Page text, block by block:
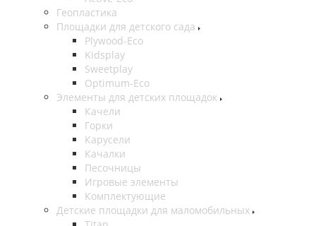
Геопластика
Площадки для детского сада
Plywood-Eco
Kidsplay
Sweetplay
Оptimum-Еco
Элементы для детских площадок
Качели
Горки
Карусели
Качалки
Песочницы
Игровые элементы
Комплектующие
Детские площадки для маломобильных